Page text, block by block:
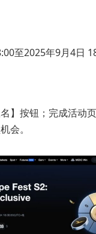
至2025年9月4日
】按钮；完成活动
会。